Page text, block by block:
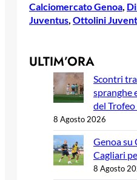
Calciomercato Genoa,
Juventus, Ottolini
ULTIM’ORA
Scontri
spranghe
del
8 Agosto 2026
Genoa su
Cagliari
8 Agosto